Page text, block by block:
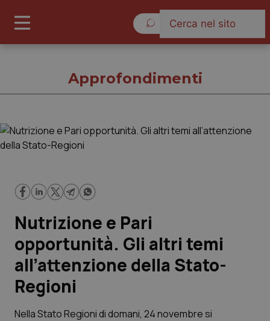
Governo e Parlamento
Regioni e Asl
Lavoro e Professioni
Scienza e Farmaci
Approfondimenti
Nutrizione e Pari
opportunità. Gli altri temi
all’attenzione della Stato-
Regioni
Nella Stato Regioni di domani, 24 novembre si